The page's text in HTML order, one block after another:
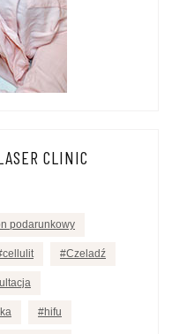
CLINIC
podarunkowy
cellulit Czeladź
hifu